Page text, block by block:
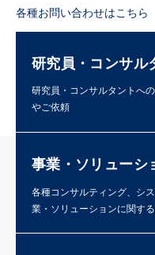
各種お問い合わせはこちら
研究員・コンサル
研究員・コンサルタントへ
やご依頼
事業・ソリューシ
各種コンサルティング、シ
業・ソリューションに関す